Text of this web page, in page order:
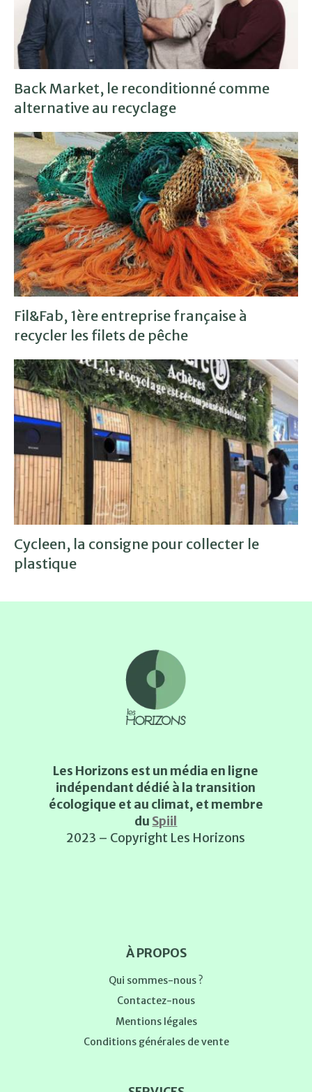
Back Market, le reconditionné comme
alternative au recyclage
Fil&Fab, 1ère entreprise française à
recycler les filets de pêche
Cycleen, la consigne pour collecter le
plastique
Les Horizons est un média en ligne
indépendant dédié à la transition
écologique et au climat, et membre
du Spiil
2023 – Copyright Les Horizons
À PROPOS
Qui sommes-nous ?
Contactez-nous
Mentions légales
Conditions générales de vente